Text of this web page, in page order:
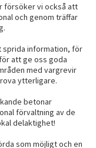
försöker vi också att
och genom träffar
sprida information, för
att ge oss goda
med vargrevir
ytterligare.
betonar
förvaltning av de
delaktighet!
som möjligt och en